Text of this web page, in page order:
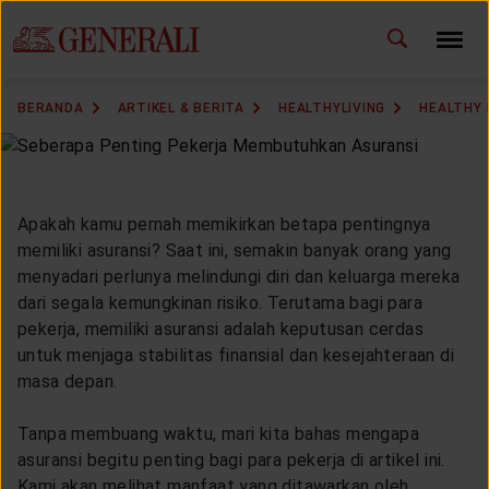
BERANDA ARTIKEL & BERITA HEALTHYLIVING HEALTHY
Apakah kamu pernah memikirkan betapa pentingnya
memiliki asuransi? Saat ini, semakin banyak orang yang
menyadari perlunya melindungi diri dan keluarga mereka
dari segala kemungkinan risiko. Terutama bagi para
pekerja, memiliki asuransi adalah keputusan cerdas
untuk menjaga stabilitas finansial dan kesejahteraan di
masa depan.
Tanpa membuang waktu, mari kita bahas mengapa
asuransi begitu penting bagi para pekerja di artikel ini.
GANTI BAHASA ID EN
KANTOR PEMASARAN
TEMUKAN AGEN
SOLUSI KAMI